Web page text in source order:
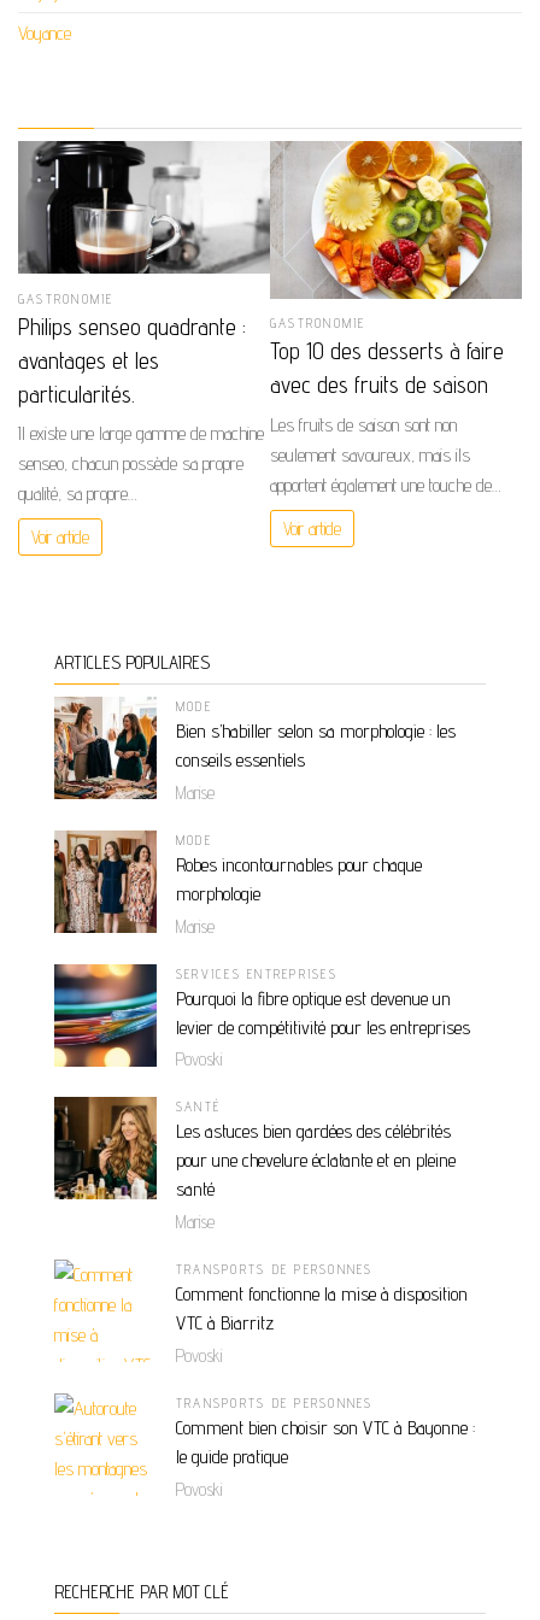
Voyance
GASTRONOMIE
Philips senseo quadrante :
avantages et les
particularités.
Il existe une large gamme de machine
senseo, chacun possède sa propre
qualité, sa propre…
Voir article
GASTRONOMIE
Top 10 des desserts à faire
avec des fruits de saison
Les fruits de saison sont non
seulement savoureux, mais ils
apportent également une touche de…
Voir article
ARTICLES POPULAIRES
MODE
Bien s’habiller selon sa morphologie : les
conseils essentiels
Marise
MODE
Robes incontournables pour chaque
morphologie
Marise
SERVICES ENTREPRISES
Pourquoi la fibre optique est devenue un
levier de compétitivité pour les entreprises
Povoski
SANTÉ
Les astuces bien gardées des célébrités
pour une chevelure éclatante et en pleine
santé
Marise
TRANSPORTS DE PERSONNES
Comment fonctionne la mise à disposition
VTC à Biarritz
Povoski
TRANSPORTS DE PERSONNES
Comment bien choisir son VTC à Bayonne :
le guide pratique
Povoski
RECHERCHE PAR MOT CLÉ